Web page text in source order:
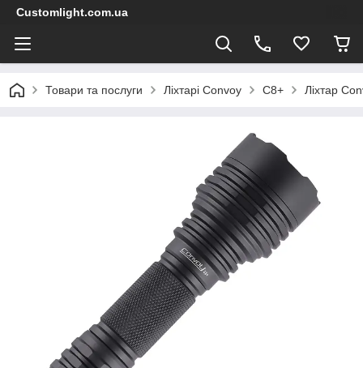
Customlight.com.ua
Товари та послуги Ліхтарі Convoy С8+ Ліхтар